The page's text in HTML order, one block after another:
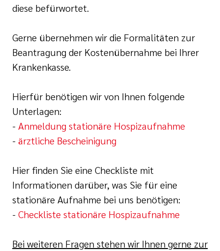
diese befürwortet.
Gerne übernehmen wir die Formalitäten zur
Beantragung der Kostenübernahme bei Ihrer
Krankenkasse.
Hierfür benötigen wir von Ihnen folgende
Unterlagen:
- Anmeldung stationäre Hospizaufnahme
- ärztliche Bescheinigung
Hier finden Sie eine Checkliste mit
Informationen darüber, was Sie für eine
stationäre Aufnahme bei uns benötigen:
- Checkliste stationäre Hospizaufnahme
Bei weiteren Fragen stehen wir Ihnen gerne zur